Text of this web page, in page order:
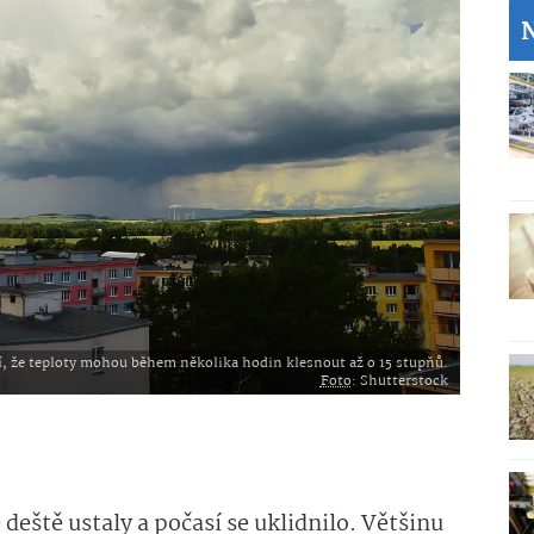
že teploty mohou během několika hodin klesnout až o 15 stupňů.
Foto: Shutterstock
ustaly a počasí se uklidnilo. Většinu